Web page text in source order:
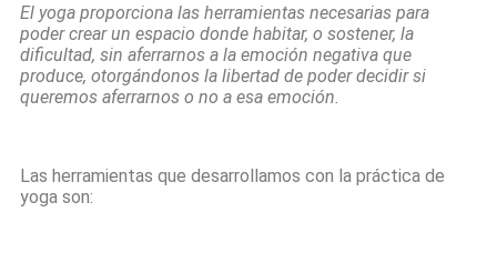
El yoga proporciona las herramientas necesarias para
poder crear un espacio donde habitar, o sostener, la
dificultad, sin aferrarnos a la emoción negativa que
produce, otorgándonos la libertad de poder decidir si
queremos aferrarnos o no a esa emoción.
Las herramientas que desarrollamos con la práctica de
yoga son: